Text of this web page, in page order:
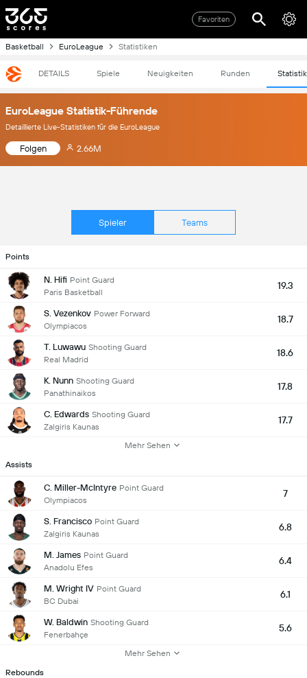
Favoriten
Basketball EuroLeague Statistiken
DETAILS Spiele Neuigkeiten Runden
EuroLeague Statistik-Führende
Detaillierte Live-Statistiken für die EuroLeague
Folgen 2.66M
Spieler Teams
Points
N. Hifi Point Guard
Paris Basketball
19.3
S. Vezenkov Power Forward
Olympiacos
18.7
T. Luwawu Shooting Guard
Real Madrid
18.6
K. Nunn Shooting Guard
Panathinaikos
17.8
C. Edwards Shooting Guard
Zalgiris Kaunas
17.7
Mehr Sehen
Assists
C. Miller-McIntyre Point Guard
Olympiacos
7
S. Francisco Point Guard
Zalgiris Kaunas
6.8
M. James Point Guard
Anadolu Efes
6.4
M. Wright IV Point Guard
BC Dubai
6.1
W. Baldwin Shooting Guard
Fenerbahçe
5.6
Mehr Sehen
Rebounds